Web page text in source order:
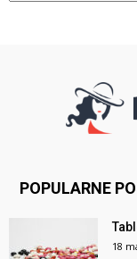
POPULARNE
18